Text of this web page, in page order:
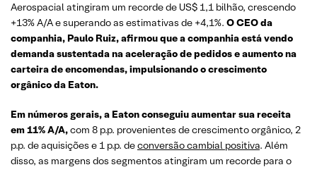
Aerospacial atingiram um recorde de US$ 1,1 bilhão, crescendo
+13% A/A e superando as estimativas de +4,1%. O CEO da
companhia, Paulo Ruiz, afirmou que a companhia está vendo
demanda sustentada na aceleração de pedidos e aumento na
carteira de encomendas, impulsionando o crescimento
orgânico da Eaton.
Em números gerais, a Eaton conseguiu aumentar sua receita
em 11% A/A,com 8 p.p. provenientes de crescimento orgânico, 2
p.p. de aquisições e 1 p.p. deconversão cambial positiva. Além
disso, as margens dos segmentos atingiram um recorde para o